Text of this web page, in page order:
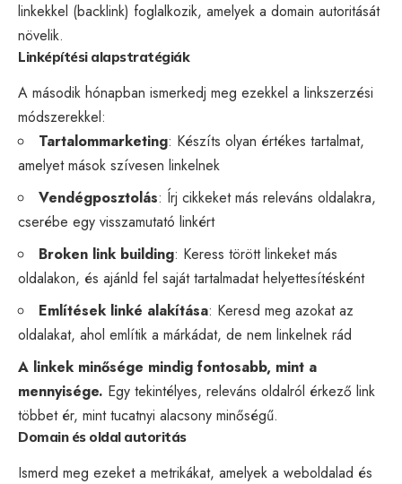
linkekkel (backlink) foglalkozik, amelyek a domain autoritását
növelik.
Linképítési alapstratégiák
A második hónapban ismerkedj meg ezekkel a linkszerzési
módszerekkel:
Tartalommarketing: Készíts olyan értékes tartalmat,
amelyet mások szívesen linkelnek
Vendégposztolás: Írj cikkeket más releváns oldalakra,
cserébe egy visszamutató linkért
Broken link building: Keress törött linkeket más
oldalakon, és ajánld fel saját tartalmadat helyettesítésként
Említések linké alakítása: Keresd meg azokat az
oldalakat, ahol említik a márkádat, de nem linkelnek rád
A linkek minősége mindig fontosabb, mint a
mennyisége. Egy tekintélyes, releváns oldalról érkező link
többet ér, mint tucatnyi alacsony minőségű.
Domain és oldal autoritás
Ismerd meg ezeket a metrikákat, amelyek a weboldalad és